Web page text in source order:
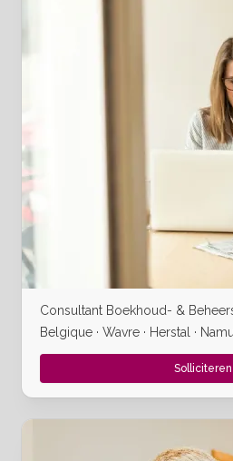
Consultant Boekhoud- &
Belgique · Wavre · Herstal ·
Solliciteren